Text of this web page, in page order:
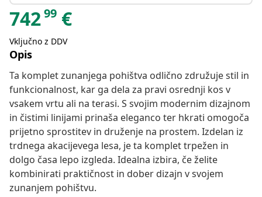
74299 €
Vključno z DDV
Opis
Ta komplet zunanjega pohištva odlično združuje stil in
funkcionalnost, kar ga dela za pravi osrednji kos v
vsakem vrtu ali na terasi. S svojim modernim dizajnom
in čistimi linijami prinaša eleganco ter hkrati omogoča
prijetno sprostitev in druženje na prostem. Izdelan iz
trdnega akacijevega lesa, je ta komplet trpežen in
dolgo časa lepo izgleda. Idealna izbira, če želite
kombinirati praktičnost in dober dizajn v svojem
zunanjem pohištvu.